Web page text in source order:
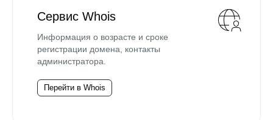
Сервис Whois
Информация о возрасте и сроке
регистрации домена, контакты
администратора.
Перейти в Whois